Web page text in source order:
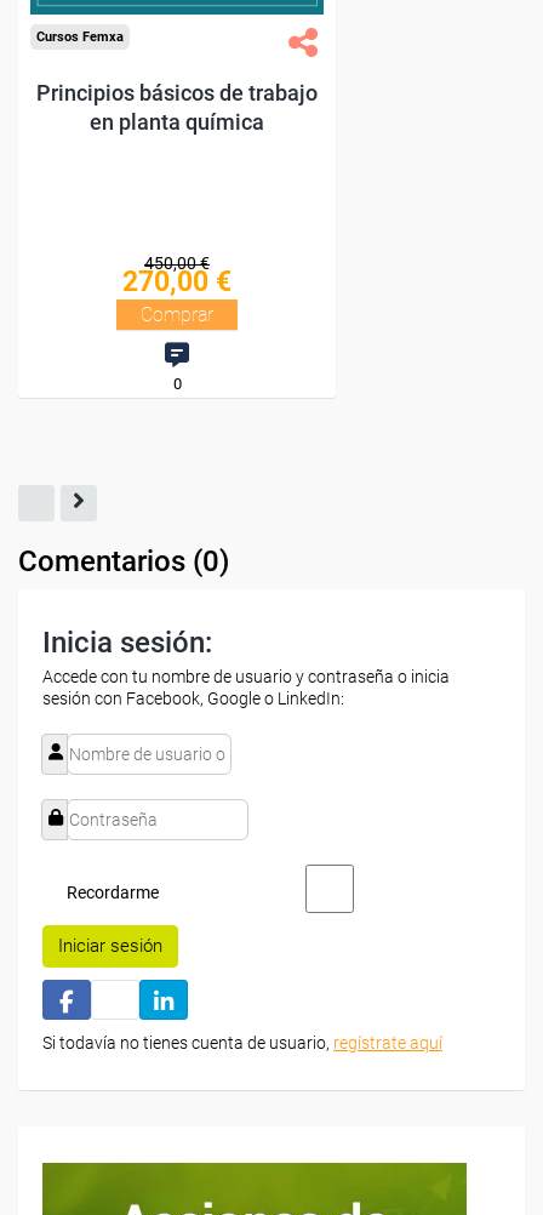
Comentarios (0)
Inicia sesión:
Accede con tu nombre de usuario y contraseña o inicia
sesión con Facebook, Google o LinkedIn:
Recordarme
Iniciar sesión
Si todavía no tienes cuenta de usuario, regístrate aquí